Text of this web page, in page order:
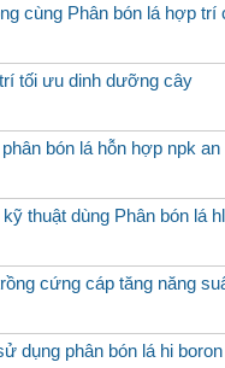
cùng Phân bón lá hợp trí
tối ưu dinh dưỡng cây
bón lá hỗn hợp npk an
thuật dùng Phân bón lá
cứng cáp tăng năng
dụng phân bón lá hi